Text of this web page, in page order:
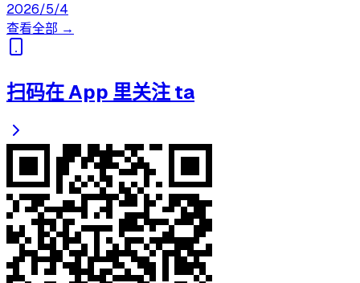
2026/5/4
查看全部 →
扫码在 App 里关注 ta